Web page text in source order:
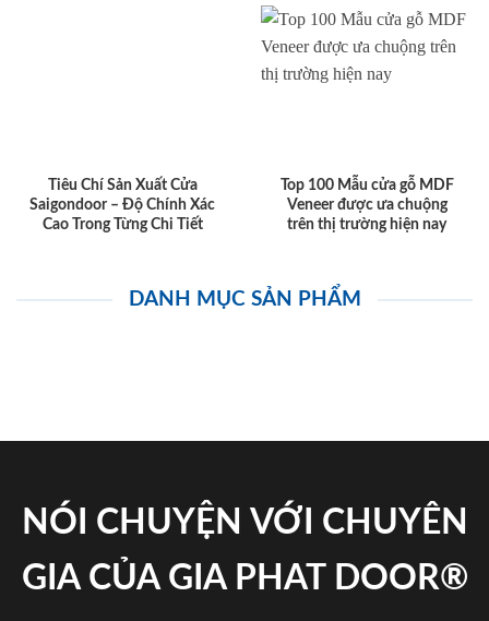
Tiêu Chí Sản Xuất Cửa
Saigondoor – Độ Chính Xác
Cao Trong Từng Chi Tiết
Top 100 Mẫu cửa gỗ MDF
Veneer được ưa chuộng
trên thị trường hiện nay
DANH MỤC SẢN PHẨM
NÓI CHUYỆN VỚI CHUYÊN
GIA CỦA GIA PHAT DOOR®